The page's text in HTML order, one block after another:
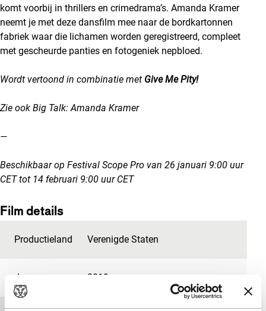
komt voorbij in thrillers en crimedrama’s. Amanda Kramer
neemt je met deze dansfilm mee naar de bordkartonnen
fabriek waar die lichamen worden geregistreerd, compleet
met gescheurde panties en fotogeniek nepbloed.
Wordt vertoond in combinatie met Give Me Pity!
Zie ook Big Talk: Amanda Kramer
—
Beschikbaar op Festival Scope Pro van 26 januari 9:00 uur
CET tot 14 februari 9:00 uur CET
Film details
Productieland Verenigde Staten
Jaar 2019